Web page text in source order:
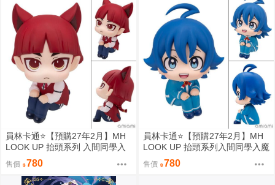
員林卡通⭐️【預購27年2月】MH
LOOK UP 抬頭系列 入間同學入
魔了！歐佩拉 0813
售價 780
員林卡通⭐️【預購27年2月】MH
LOOK UP 抬頭系列入間同學入魔
了！鈴木入間 0813
售價 780